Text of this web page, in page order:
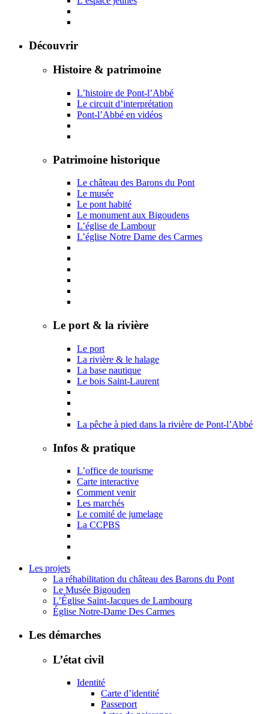
Découvrir
Histoire & patrimoine
L’histoire de Pont-l’Abbé
Le circuit d’interprétation
Pont-l’Abbé en vidéos
Patrimoine historique
Le château des Barons du Pont
Le musée
Le pont habité
Le monument aux Bigoudens
L’église de Lambour
L’église Notre Dame des Carmes
Le port & la rivière
Le port
La rivière & le halage
La base nautique
Le bois Saint-Laurent
La pêche à pied dans la rivière de Pont-l’Abbé
Infos & pratique
L’office de tourisme
Carte interactive
Comment venir
Les marchés
Le comité de jumelage
La CCPBS
Les projets
La réhabilitation du château des Barons du Pont
Le Musée Bigouden
L’Église Saint-Jacques de Lambourg
Église Notre-Dame Des Carmes
Les démarches
L’état civil
Identité
Carte d’identité
Passeport